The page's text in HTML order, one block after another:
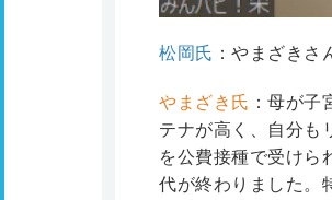
松岡氏 ：やまざき
やまざき氏 ：母が
テナが高く、自分も
を公費接種で受けら
代が終わりました。